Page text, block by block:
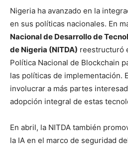
Nigeria ha avanzado en la
en sus políticas nacionales. En
Nacional de Desarrollo de
de Nigeria (NITDA) reestructuró
Política Nacional de Blockchain
las políticas de implementación.
involucrar a más partes
adopción integral de estas
En abril, la NITDA también
la IA en el marco de seguridad